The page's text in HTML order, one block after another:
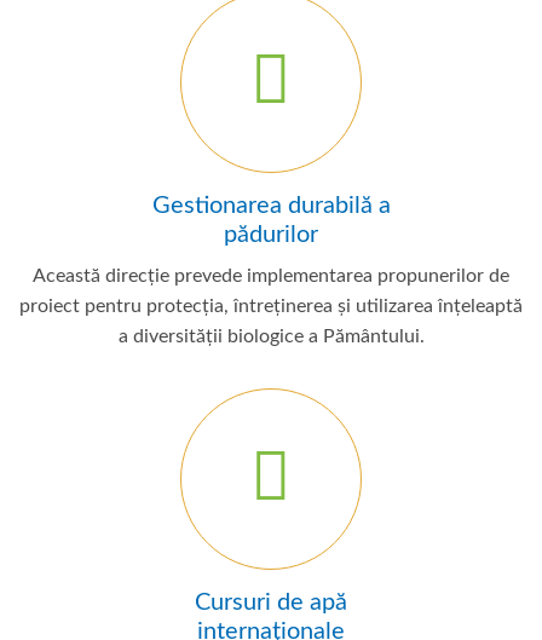
Gestionarea durabilă a
pădurilor
Această direcție prevede implementarea propunerilor de
proiect pentru protecția, întreținerea și utilizarea înțeleaptă
a diversității biologice a Pământului.
Cursuri de apă
internaționale